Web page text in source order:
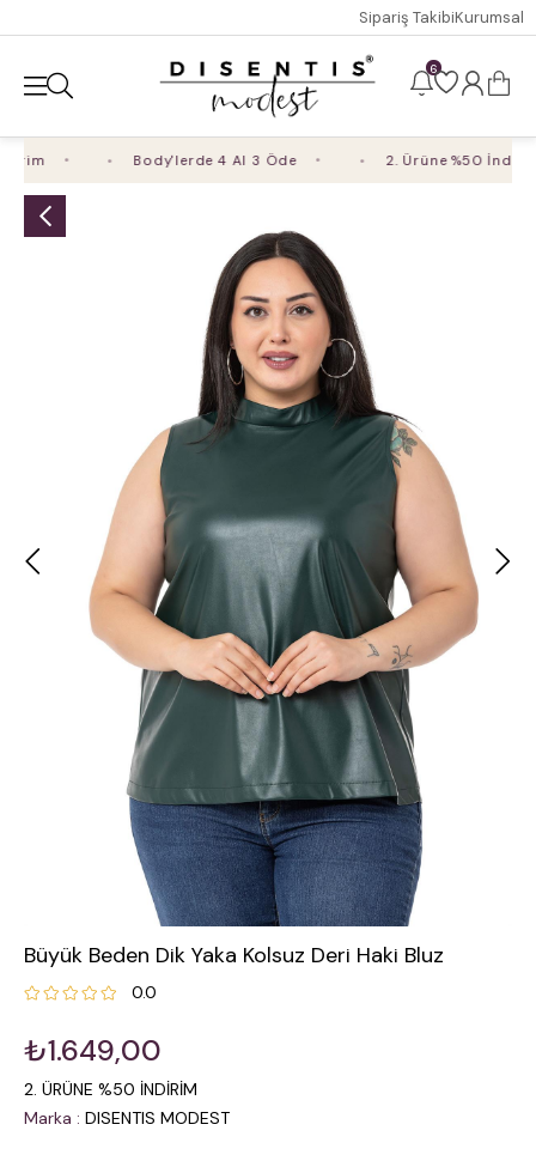
Sipariş TakibiKurumsal
6
Body'lerde 4 Al 3 Öde 2. Ürüne %50 İndirim
Büyük Beden Dik Yaka Kolsuz Deri Haki Bluz
0.0
₺1.649,00
2. ÜRÜNE %50 İNDİRİM
Marka : DISENTIS MODEST